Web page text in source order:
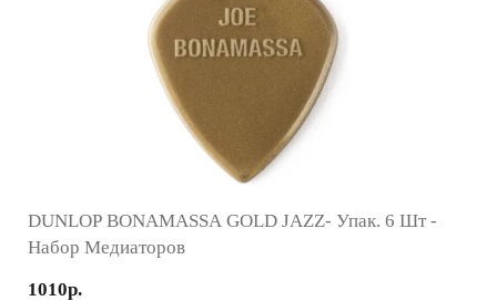
DUNLOP BONAMASSA GOLD JAZZ- Упак. 6 Шт -
Набор Медиаторов
1010р.